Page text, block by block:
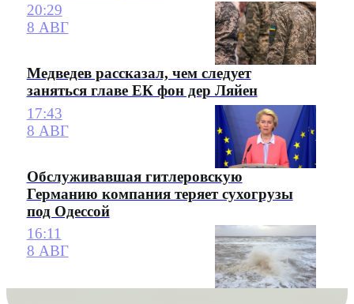
20:29
8 АВГ
Медведев рассказал, чем следует
заняться главе ЕК фон дер Ляйен
17:43
8 АВГ
Обслуживавшая гитлеровскую
Германию компания теряет сухогрузы
под Одессой
16:11
8 АВГ